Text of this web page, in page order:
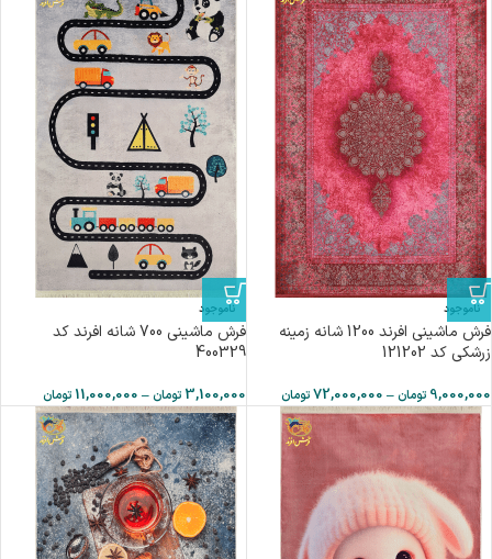
ناموجود
فرش ماشینی افرند 1200 شانه زمینه
زرشکی کد 121202
9,000,000 تومان–
72,000,000تومان
ناموجود
فرش ماشینی 700 شانه افرند كد
400329
3,100,000 تومان –
11,000,000 تومان